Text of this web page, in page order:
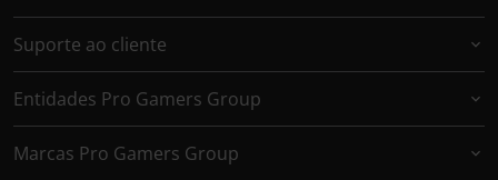
Suporte ao cliente
Entidades Pro Gamers Group
Marcas Pro Gamers Group